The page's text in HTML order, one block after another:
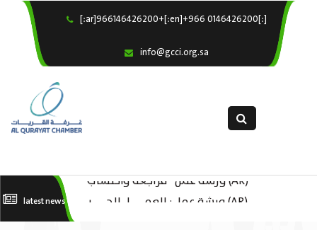
[:ar]966146426200+[:en]+966 0146426200[:]
info@gcci.org.sa ×
Our Services
Electronic Submission
استبيان معوقات
latest news
(AR) ورشة عمل “مراجعة واحتساب
(AR) ورشة عمل : العمـــــل الحـــــر